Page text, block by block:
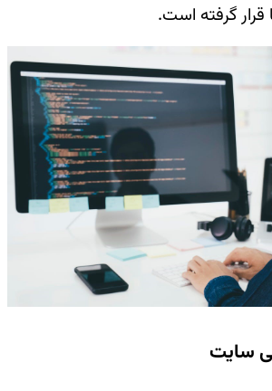
قرار گرفته است.
سایت